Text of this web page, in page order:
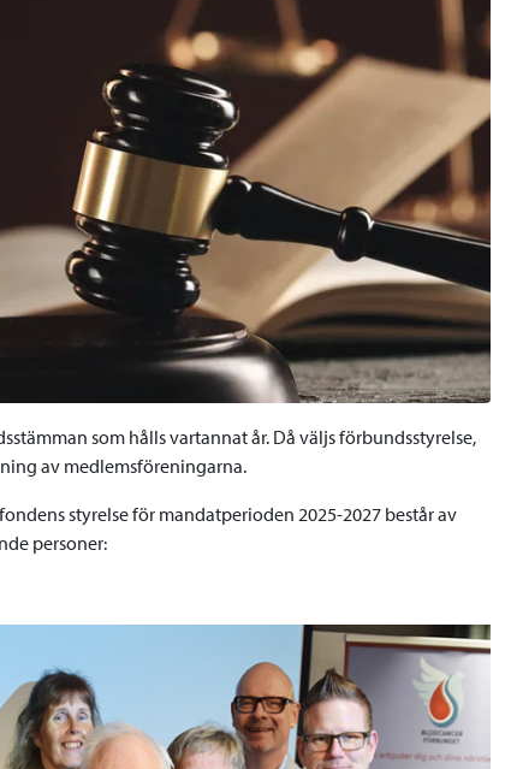
som hålls vartannat år. Då väljs förbundsstyrelse,
av medlemsföreningarna.
styrelse för mandatperioden 2025-2027 består av
personer: